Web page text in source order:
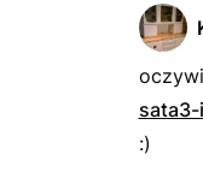
:)